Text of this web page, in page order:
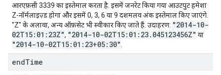
आरएफ़सी 3339 का इस्तेमाल करता है. इसमें जनरेट किया गया आउटपुट हमेशा
Z-नॉर्मलाइज़्ड होगा और इसमें 0, 3, 6 या 9 दशमलव अंक इस्तेमाल किए जाएंगे.
"Z" के अलावा, अन्य ऑफ़सेट भी स्वीकार किए जाते हैं. उदाहरण: "2014-10-
02T15:01:23Z", "2014-10-02T15:01:23.045123456Z" या
"2014-10-02T15:01:23+05:30"
endTime